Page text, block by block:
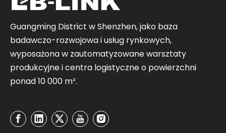
Guangming District w Shenzhen, jako baza
badawczo-rozwojowa i usług rynkowych,
wyposażona w zautomatyzowane warsztaty
produkcyjne i centra logistyczne o powierzchni
ponad 10 000 m².